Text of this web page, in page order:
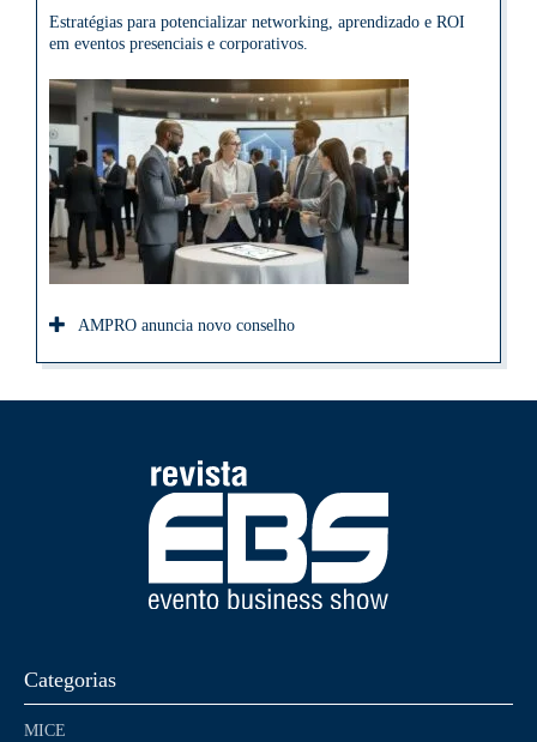
Estratégias para potencializar networking, aprendizado e ROI
em eventos presenciais e corporativos.
AMPRO anuncia novo conselho
Categorias
MICE